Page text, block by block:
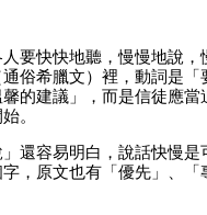
要快快地聽，慢慢地說
俗希臘文）裡，動詞是
的建議」，而是信徒應
。
還容易明白，說話快慢
，原文也有「優先」、